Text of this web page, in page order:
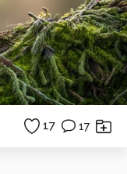
17 17